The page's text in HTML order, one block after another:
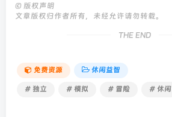
© 版权声明
文章版权归作者所有，未经允许请勿转载。
THE END
免费资源 休闲益智
# 独立 # 模拟 # 冒险 # 休闲